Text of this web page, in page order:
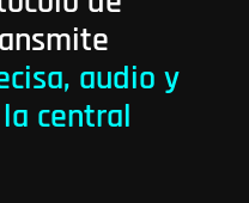
audio y
central